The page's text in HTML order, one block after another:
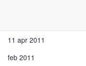
11 apr 2011
feb 2011